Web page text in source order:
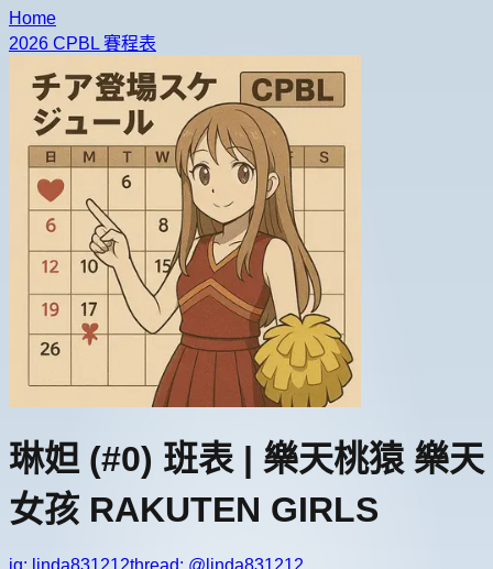
Home
2026 CPBL 賽程表
琳妲 (#0) 班表 | 樂天桃猿 樂天
女孩 RAKUTEN GIRLS
ig: linda831212thread: @ linda831212